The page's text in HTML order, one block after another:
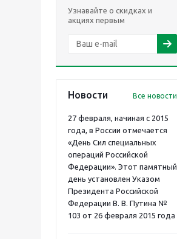
Узнавайте о скидках и
акциях первым
Новости Все новости
27 февраля, начиная с 2015
года, в России отмечается
«День Сил специальных
операций Российской
Федерации». Этот памятный
день установлен Указом
Президента Российской
Федерации В. В. Путина №
103 от 26 февраля 2015 года